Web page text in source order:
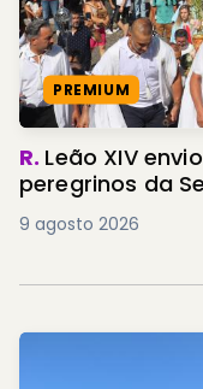
PREMIUM
R. Leão XIV
peregrinos da
9 agosto 2026